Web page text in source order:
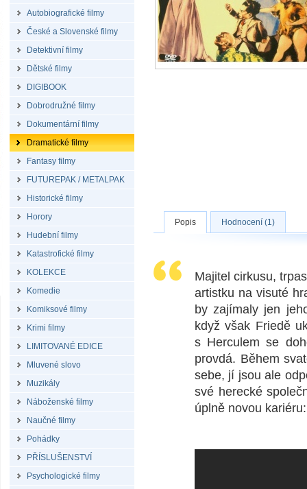
Autobiografické filmy
České a Slovenské filmy
Detektivní filmy
Dětské filmy
DIGIBOOK
Dobrodružné filmy
Dokumentární filmy
Dramatické filmy
Fantasy filmy
FUTUREPAK / METALPAK
Historické filmy
Horory
Hudební filmy
Katastrofické filmy
KOLEKCE
Komedie
Komiksové filmy
Krimi filmy
LIMITOVANÉ EDICE
Mluvené slovo
Muzikály
Náboženské filmy
Naučné filmy
Pohádky
PŘÍSLUŠENSTVÍ
Psychologické filmy
Popis Hodnocení (1)
Majitel cirkusu,
artistku na visuté
by zajímaly jen
když však Friedě
s Herculem se
provdá. Během
sebe, jí jsou ale
své herecké
úplně novou